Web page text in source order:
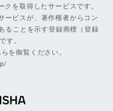
を取得したサービスです。
ービスが、著作権者からコン
ることを示す登録商標（登録
す。
を御覧ください。